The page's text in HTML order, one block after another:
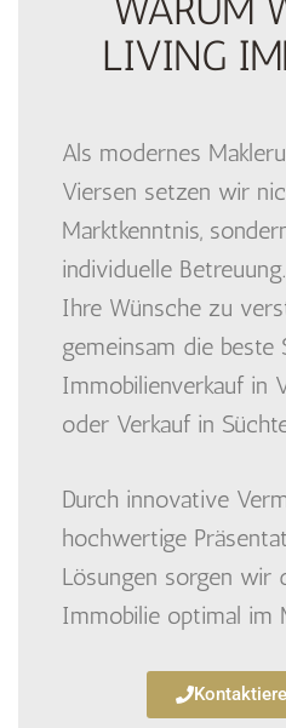
LIVING
Als modernes
Viersen setzen wir
Marktkenntnis,
individuelle
Ihre Wünsche zu
gemeinsam die beste
Immobilienverkauf in
oder Verkauf in
Durch innovative
hochwertige
Lösungen sorgen wir
Immobilie optimal im